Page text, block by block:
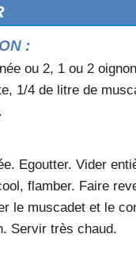
:
ou 2, 1 ou 2
1/4 de litre de
Egoutter. Vider
flamber. Faire
le muscadet et le
Servir très chaud.